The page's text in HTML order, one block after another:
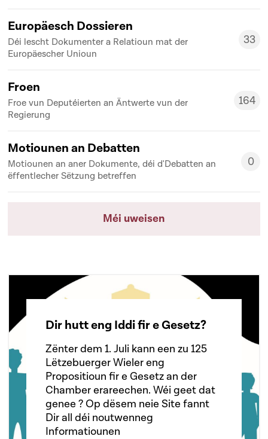
Europäesch Dossieren
Déi lescht Dokumenter a Relatioun mat der
Europäescher Unioun
33
33
Froen
Froe vun Deputéierten an Äntwerte vun der
Regierung
164
164
Motiounen an Debatten
Motiounen an aner Dokumente, déi d'Debatten an
ëffentlecher Sëtzung betreffen
0
0
Méi uweisen
Dir hutt eng Iddi fir e Gesetz?
Zënter dem 1. Juli kann een zu 125
Lëtzebuerger Wieler eng
Propositioun fir e Gesetz an der
Chamber erareechen. Wéi geet dat
genee ? Op dësem neie Site fannt
Dir all déi noutwenneg
Informatiounen